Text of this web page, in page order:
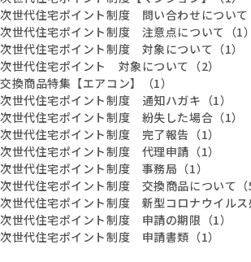
次世代住宅ポイント制度 問い合わせについて
次世代住宅ポイント制度 注意点について（1）
次世代住宅ポイント制度 対象について（1）
次世代住宅ポイント 対象について（2）
交換商品特集【エアコン】（1）
次世代住宅ポイント制度 通知ハガキ（1）
次世代住宅ポイント制度 紛失した場合（1）
次世代住宅ポイント制度 完了報告（1）
次世代住宅ポイント制度 代理申請（1）
次世代住宅ポイント制度 事務局（1）
次世代住宅ポイント制度 交換商品について（5
次世代住宅ポイント制度 新型コロナウイルス
次世代住宅ポイント制度 申請の期限（1）
次世代住宅ポイント制度 申請書類（1）